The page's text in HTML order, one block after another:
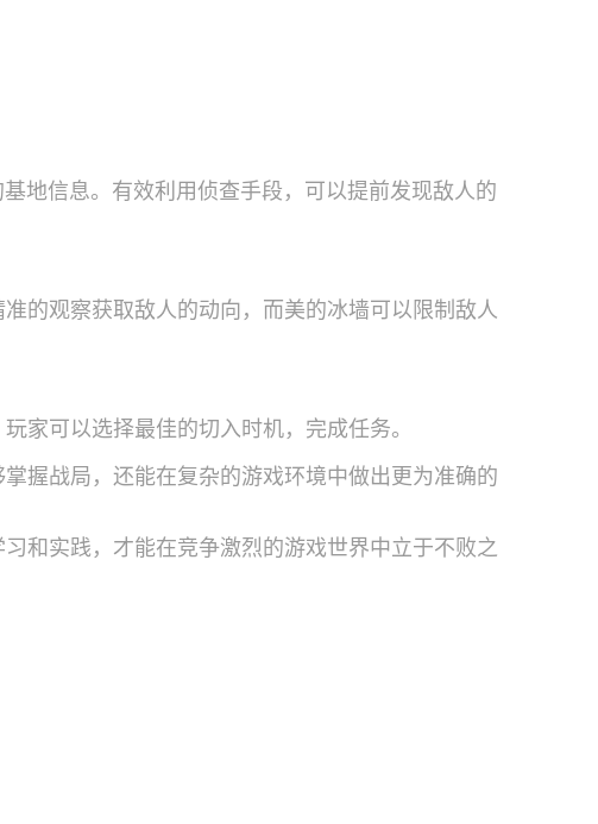
地信息。有效利用侦查手段，可以提前发现敌人的
的观察获取敌人的动向，而美的冰墙可以限制敌人
家可以选择最佳的切入时机，完成任务。
握战局，还能在复杂的游戏环境中做出更为准确的
和实践，才能在竞争激烈的游戏世界中立于不败之